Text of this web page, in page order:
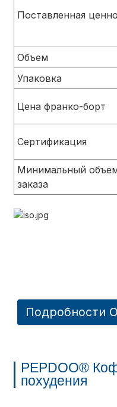
Поставленная
Объем
Упаковка
Цена франко-борт
Сертификация
Минимальный
заказа
Подробности
PEPDOO®
похудения